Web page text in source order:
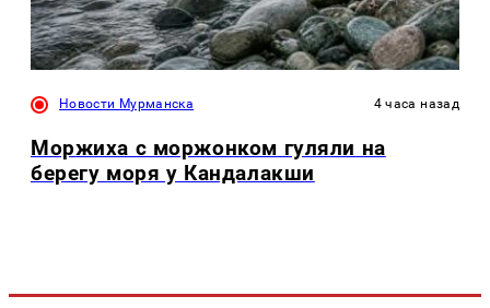
Новости Мурманска 4 часа назад
Моржиха с моржонком гуляли на
берегу моря у Кандалакши